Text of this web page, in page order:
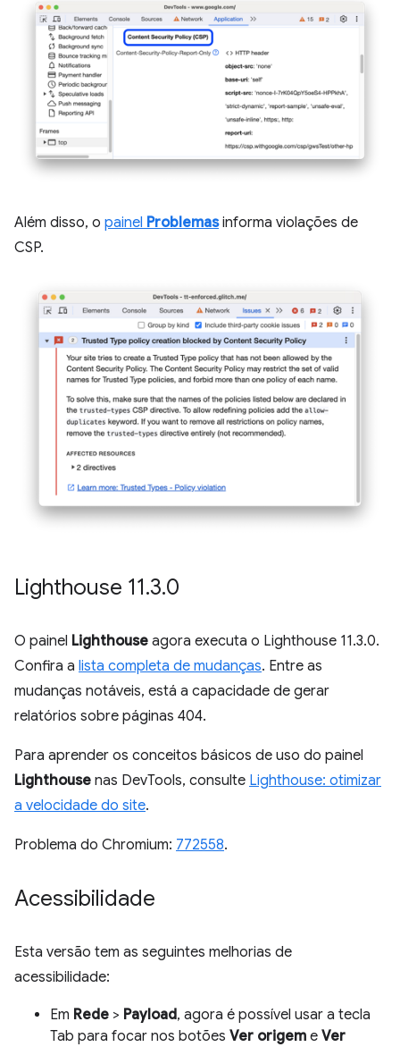
Além disso, o painel Problemasinforma violações de
CSP.
Lighthouse 11.3.0
O painel Lighthouse agora executa o Lighthouse 11.3.0.
Confira a lista completa de mudanças. Entre as
mudanças notáveis, está a capacidade de gerar
relatórios sobre páginas 404.
Para aprender os conceitos básicos de uso do painel
Lighthouse nas DevTools, consulte Lighthouse: otimizar
a velocidade do site.
Problema do Chromium: 772558.
Acessibilidade
Esta versão tem as seguintes melhorias de
acessibilidade:
Em Rede > Payload, agora é possível usar a tecla
Tab para focar nos botões Ver origem e Ver